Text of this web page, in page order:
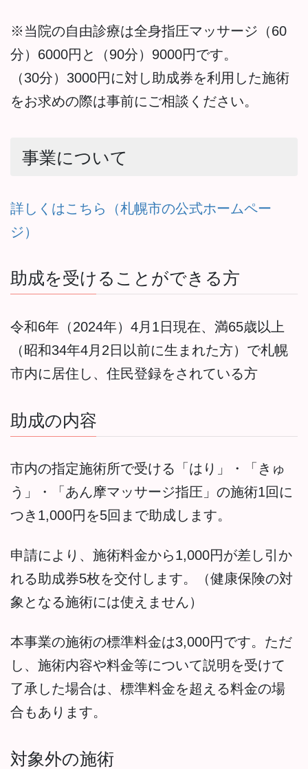
※当院の自由診療は全身指圧マッサージ（60
分）6000円と（90分）9000円です。
（30分）3000円に対し助成券を利用した施術
をお求めの際は事前にご相談ください。
事業について
詳しくはこちら（札幌市の公式ホームペー
ジ）
助成を受けることができる方
令和6年（2024年）4月1日現在、満65歳以上
（昭和34年4月2日以前に生まれた方）で札幌
市内に居住し、住民登録をされている方
助成の内容
市内の指定施術所で受ける「はり」・「きゅ
う」・「あん摩マッサージ指圧」の施術1回に
つき1,000円を5回まで助成します。
申請により、施術料金から1,000円が差し引か
れる助成券5枚を交付します。（健康保険の対
象となる施術には使えません）
本事業の施術の標準料金は3,000円です。ただ
し、施術内容や料金等について説明を受けて
了承した場合は、標準料金を超える料金の場
合もあります。
対象外の施術